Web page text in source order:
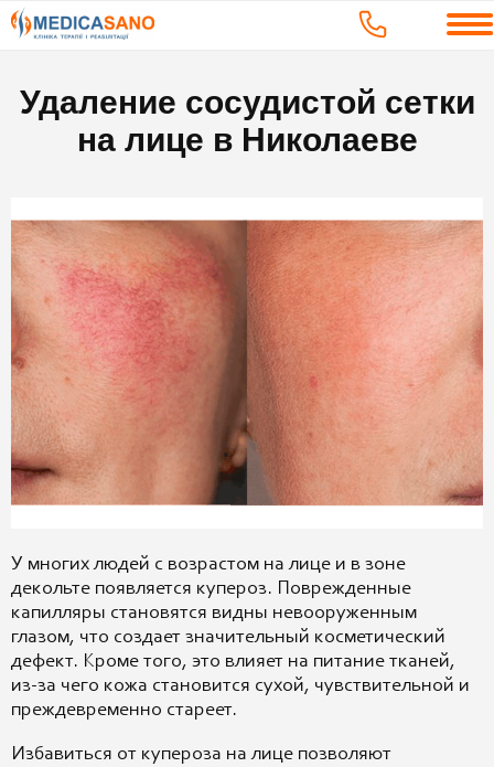
Удаление сосудистой сетки
на лице в Николаеве
У многих людей с возрастом на лице и в зоне
декольте появляется купероз. Поврежденные
капилляры становятся видны невооруженным
глазом, что создает значительный косметический
дефект. Кроме того, это влияет на питание тканей,
из-за чего кожа становится сухой, чувствительной и
преждевременно стареет.
Избавиться от купероза на лице позволяют